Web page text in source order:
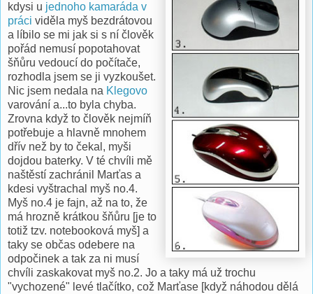
kdysi u jednoho kamaráda v
práci viděla myš bezdrátovou
a líbilo se mi jak si s ní člověk
pořád nemusí popotahovat
šňůru vedoucí do počítače,
rozhodla jsem se ji vyzkoušet.
Nic jsem nedala na Klegovo
varování a...to byla chyba.
Zrovna když to člověk nejmíň
potřebuje a hlavně mnohem
dřív než by to čekal, myši
dojdou baterky. V té chvíli mě
naštěstí zachránil Marťas a
kdesi vyštrachal myš no.4.
Myš no.4 je fajn, až na to, že
má hrozně krátkou šňůru [je to
totiž tzv. notebooková myš] a
taky se občas odebere na
odpočinek a tak za ni musí
chvíli zaskakovat myš no.2. Jo a taky má už trochu
"vychozené" levé tlačítko, což Marťase [když náhodou dělá